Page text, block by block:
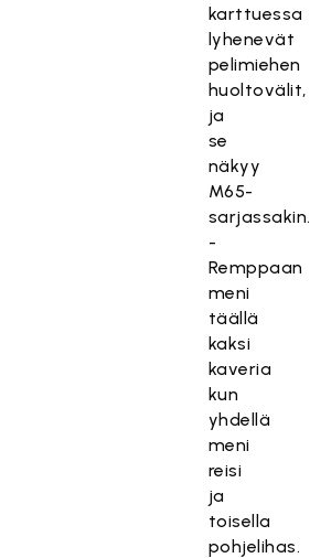
karttuessa
lyhenevät
pelimiehen
huoltovälit,
ja
se
näkyy
M65-
sarjassakin.
-
Remppaan
meni
täällä
kaksi
kaveria
kun
yhdellä
meni
reisi
ja
toisella
pohjelihas.